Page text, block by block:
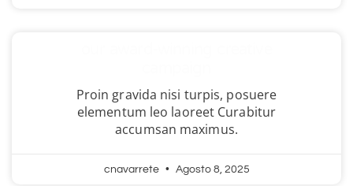
Proin gravida nisi turpis, posuere
elementum leo laoreet Curabitur
accumsan maximus.
cnavarrete Agosto 8, 2025